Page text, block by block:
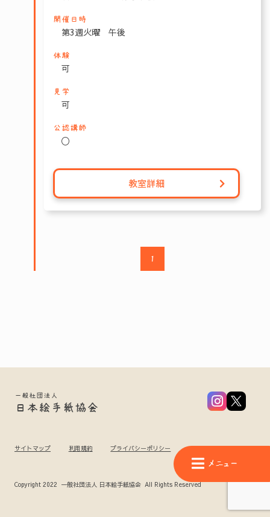
メニュー
開催日時
第3週火曜 午後
体験
可
見学
可
公認講師
〇
教室詳細
1
一般社団法人
日本絵手紙協会
サイトマップ 利用規約 プライバシーポリシー
Copyright 2022 一般社団法人 日本絵手紙協会 All Rights Reserved